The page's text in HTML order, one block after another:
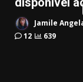
Jamile
12
639